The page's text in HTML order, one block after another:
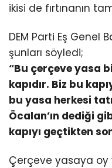
ikisi de fırtınanın
DEM Parti Eş Genel
şunları söyledi;
“Bu çerçeve yasa
kapıdır. Biz bu
bu yasa herkesi
Öcalan’ın dediği
kapıyı geçtikten
Çerçeve yasaya oy